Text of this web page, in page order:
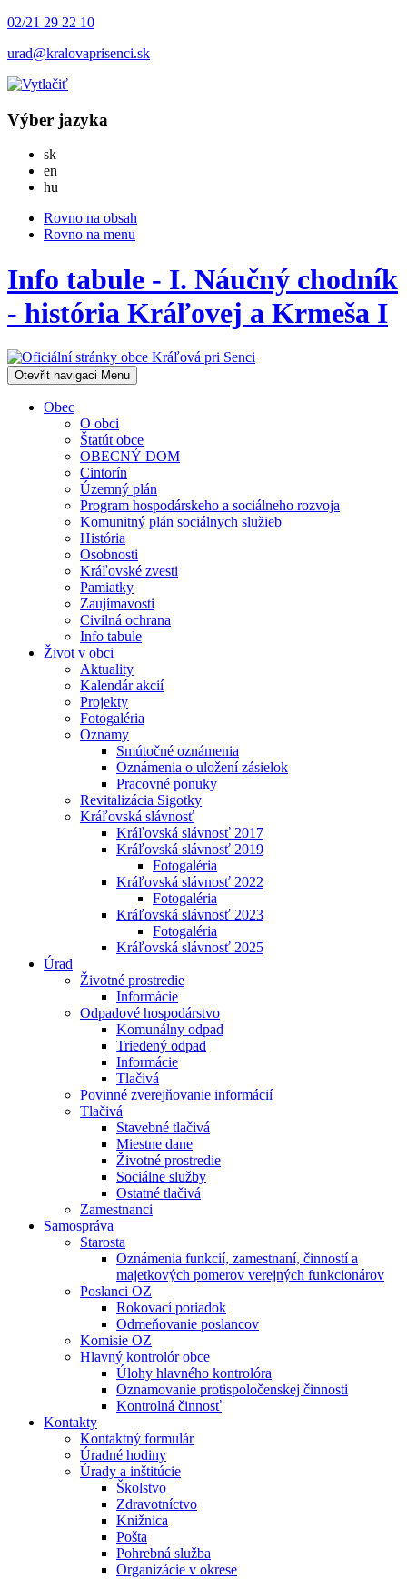
02/21 29 22 10
urad@kralovaprisenci.sk
Výber jazyka
skSlovensky
en
hu
Rovno na obsah
Rovno na menu
Info tabule - I. Náučný chodník
- história Kráľovej a Krmeša I
Otevřit navigaci Menu
Obec
O obci
Štatút obce
OBECNÝ DOM
Cintorín
Územný plán
Program hospodárskeho a sociálneho rozvoja
Komunitný plán sociálnych služieb
História
Osobnosti
Kráľovské zvesti
Pamiatky
Zaujímavosti
Civilná ochrana
Info tabule
Život v obci
Aktuality
Kalendár akcií
Projekty
Fotogaléria
Oznamy
Smútočné oznámenia
Oznámenia o uložení zásielok
Pracovné ponuky
Revitalizácia Sigotky
Kráľovská slávnosť
Kráľovská slávnosť 2017
Kráľovská slávnosť 2019
Fotogaléria
Kráľovská slávnosť 2022
Fotogaléria
Kráľovská slávnosť 2023
Fotogaléria
Kráľovská slávnosť 2025
Úrad
Životné prostredie
Informácie
Odpadové hospodárstvo
Komunálny odpad
Triedený odpad
Informácie
Tlačivá
Povinné zverejňovanie informácií
Tlačivá
Stavebné tlačivá
Miestne dane
Životné prostredie
Sociálne služby
Ostatné tlačivá
Zamestnanci
Samospráva
Starosta
Oznámenia funkcií, zamestnaní, činností a
majetkových pomerov verejných funkcionárov
Poslanci OZ
Rokovací poriadok
Odmeňovanie poslancov
Komisie OZ
Hlavný kontrolór obce
Úlohy hlavného kontrolóra
Oznamovanie protispoločenskej činnosti
Kontrolná činnosť
Kontakty
Kontaktný formulár
Úradné hodiny
Úrady a inštitúcie
Školstvo
Zdravotníctvo
Knižnica
Pošta
Pohrebná služba
Organizácie v okrese